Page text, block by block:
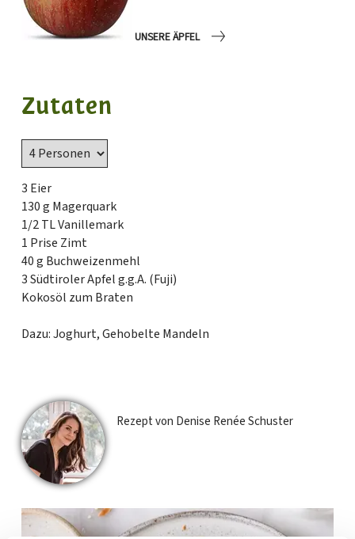
UNSERE ÄPFEL
Zutaten
3 Eier
130 g Magerquark
1/2 TL Vanillemark
1 Prise Zimt
40 g Buchweizenmehl
3 Südtiroler Apfel g.g.A. (Fuji)
Kokosöl zum Braten
Dazu: Joghurt, Gehobelte Mandeln
Rezept von Denise Renée Schuster